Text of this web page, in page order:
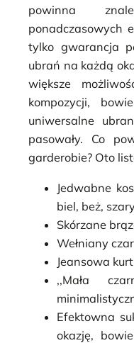
powinna
ponadczasowych
tylko gwarancja
ubrań na każdą
większe
kompozycji,
uniwersalne
pasowały. Co
garderobie? Oto
Jedwabne
biel, beż,
Skórzane
Wełniany
Jeansowa
,,Mała
Efektowna
okazję,